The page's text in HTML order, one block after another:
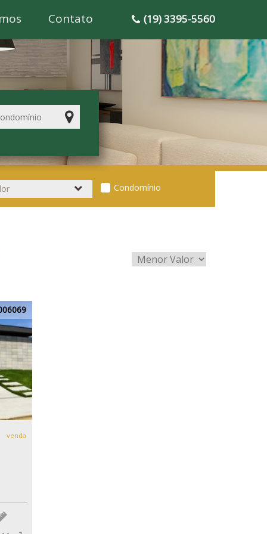
Contato (19) 3395-5560
Condomínio
venda